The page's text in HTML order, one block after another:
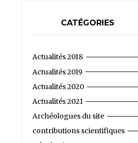
CATÉGORIES
Actualités 2018
Actualités 2019
Actualités 2020
Actualités 2021
Archéologues du site
contributions scientifiques